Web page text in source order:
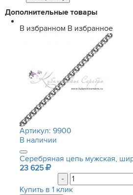
Дополнительные товары
В избранном В избранное
Артикул: 9900
В наличии
Серебряная цепь мужская,
23 625
-
Купить в 1 клик